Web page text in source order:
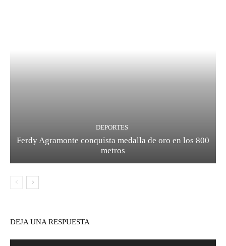
DEPORTES
Ferdy Agramonte conquista medalla de oro en los 800
metros
DEJA UNA RESPUESTA